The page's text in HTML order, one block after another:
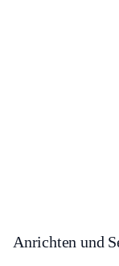
Anrichten und